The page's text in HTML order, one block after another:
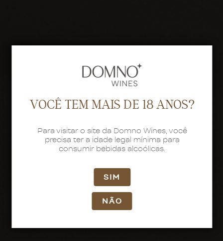
VOCÊ TEM MAIS DE 18 ANOS?
Para visitar o site da Domno Wines, você
precisa ter a idade legal mínima para
consumir bebidas alcoólicas.
SIM
NÃO